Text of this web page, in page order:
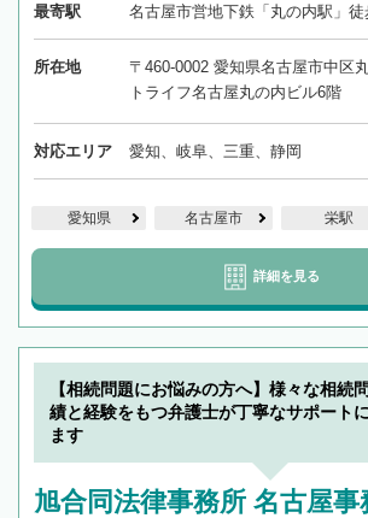
最寄駅 名古屋市営地下鉄「丸の内駅」徒
所在地
〒460-0002 愛知県名古屋市中区
トライフ名古屋丸の内ビル6階
対応エリア 愛知、岐阜、三重、静岡
愛知県 名古屋市 栄駅
詳細を見る
【相続問題にお悩みの方へ】様々な相続
績と経験をもつ弁護士が丁寧なサポート
ます
旭合同法律事務所 名古屋事